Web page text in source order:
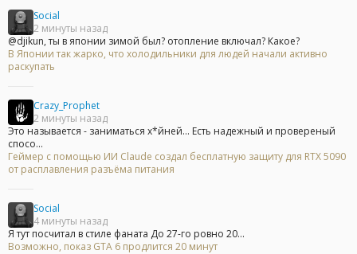
Social
2 минуты назад
@djikun, ты в японии зимой был? отопление включал? Какое?
В Японии так жарко, что холодильники для людей начали активно
раскупать
Crazy_Prophet
2 минуты назад
Это называется - заниматься х*йней... Есть надежный и провереный
спосо...
Геймер с помощью ИИ Claude создал бесплатную защиту для RTX 5090
от расплавления разъёма питания
Social
4 минуты назад
Я тут посчитал в стиле фаната До 27-го ровно 20...
Возможно, показ GTA 6 продлится 20 минут